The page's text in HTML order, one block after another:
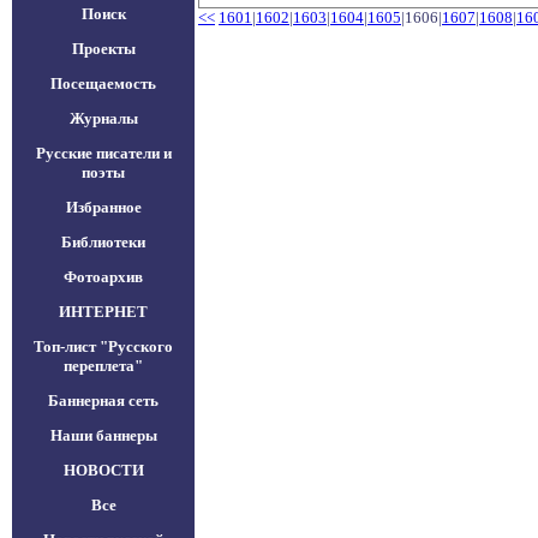
Поиск
Проекты
Посещаемость
Журналы
Русские писатели и
поэты
Избранное
Библиотеки
Фотоархив
ИНТЕРНЕТ
Топ-лист "Русского
переплета"
Баннерная сеть
Наши баннеры
НОВОСТИ
Все
<< 1601|1602|1603|1604|1605|1606|1607|1608|